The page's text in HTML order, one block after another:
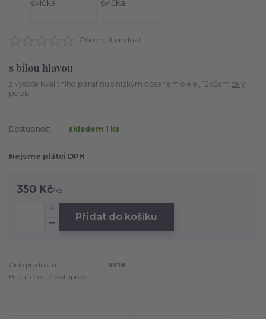
Ohodnotit produkt
s bílou hlavou
z vysoce kvalitního parafínu s nízkým obsahem oleje , 12x8cm celý
popis
Dostupnost skladem 1 ks
Nejsme plátci DPH
350 Kč/ks
Přidat do košíku
Číslo produktu:
SV18
Hlídat cenu / dostupnost